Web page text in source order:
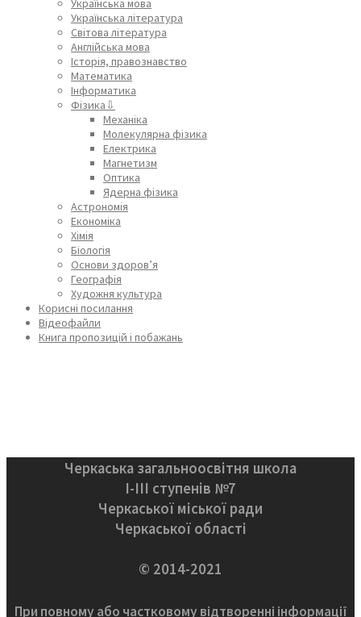
Українська мова
Українська література
Світова література
Англійська мова
Історія, правознавство
Математика
Інформатика
Фізика⇩
Механіка
Молекулярна фізика
Електрика
Магнетизм
Оптика
Ядерна фізика
Астрономія
Економіка
Хімія
Біологія
Основи здоров’я
Географія
Художня культура
Корисні посилання
Відеофайли
Книга пропозицій і побажань
Черкаська загальноосвітня школа
І-ІІІ ступенів №7
Черкаської міської ради
Черкаської області
© 2014-2021
При повному або частковому відтворенні інформації